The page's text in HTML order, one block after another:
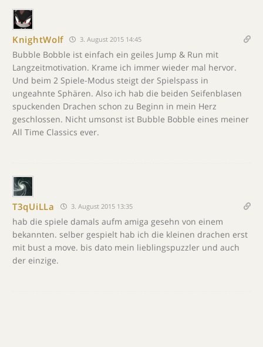
KnightWolf 3. August 2015 14:45
Bubble Bobble ist einfach ein geiles Jump & Run mit
Langzeitmotivation. Krame ich immer wieder mal hervor.
Und beim 2 Spiele-Modus steigt der Spielspass in
ungeahnte Sphären. Also ich hab die beiden Seifenblasen
spuckenden Drachen schon zu Beginn in mein Herz
geschlossen. Nicht umsonst ist Bubble Bobble eines meiner
All Time Classics ever.
T3qUiLLa 3. August 2015 13:35
hab die spiele damals aufm amiga gesehn von einem
bekannten. selber gespielt hab ich die kleinen drachen erst
mit bust a move. bis dato mein lieblingspuzzler und auch
der einzige.